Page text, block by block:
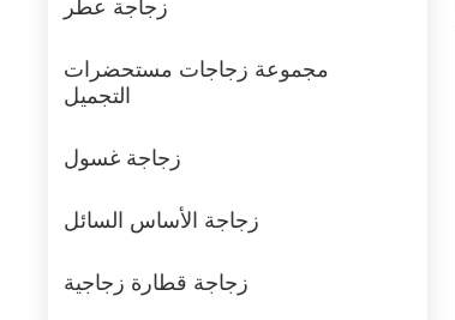
زجاجة عطر
مجموعة زجاجات مستحضرات
التجميل
زجاجة غسول
زجاجة الأساس السائل
زجاجة قطارة زجاجية